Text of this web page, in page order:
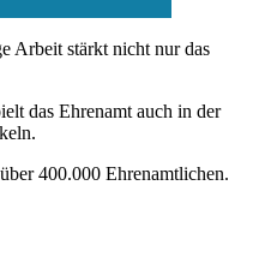
Arbeit stärkt nicht nur das
das Ehrenamt auch in der
400.000 Ehrenamtlichen.